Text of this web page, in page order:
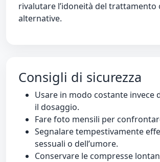
rivalutare l’idoneità del trattamento
alternative.
Consigli di sicurezza
Usare in modo costante invece
il dosaggio.
Fare foto mensili per
Segnalare tempestivamente
sessuali o dell’umore.
Conservare le compresse